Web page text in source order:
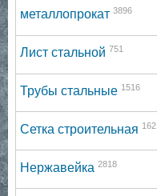
металлопрокат 3896
Лист стальной 751
Трубы стальные 1516
Сетка строительная 162
Нержавейка 2818